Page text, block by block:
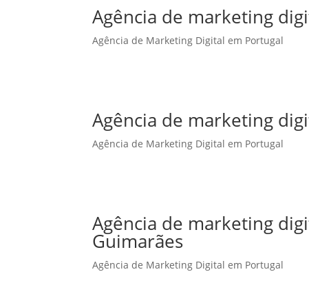
Agência de marketing
Agência de Marketing Digital em Portugal
Agência de marketing
Agência de Marketing Digital em Portugal
Agência de marketing
Guimarães
Agência de Marketing Digital em Portugal